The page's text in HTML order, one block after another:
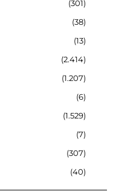
301
38
13
2.414
1.207
6
1.529
7
307
40